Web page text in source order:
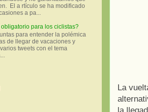
La
El a rtículo se ha modificado
a pa...
obligatorio para los ciclistas?
para entender la polémica
de llegar de vacaciones y
tweets con el tema